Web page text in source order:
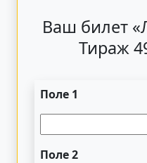
Ваш билет
Тираж
Поле 1
Поле 2